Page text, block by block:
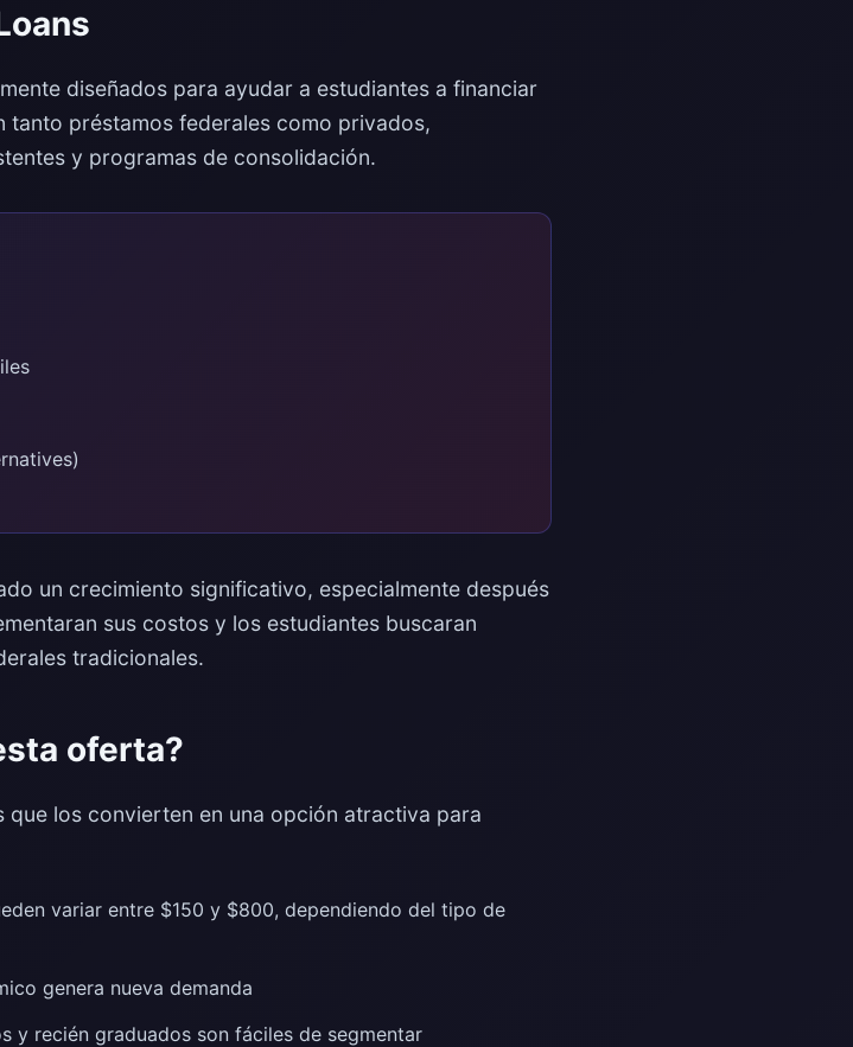
diseñados para ayudar a estudiantes a financiar
tanto préstamos federales como privados,
y programas de consolidación.
un crecimiento significativo, especialmente después
sus costos y los estudiantes buscaran
tradicionales.
oferta?
los convierten en una opción atractiva para
variar entre $150 y $800, dependiendo del tipo de
genera nueva demanda
y recién graduados son fáciles de segmentar